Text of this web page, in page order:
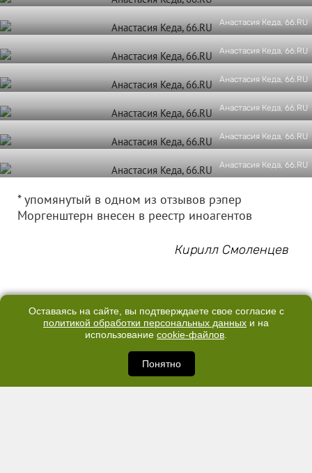
Анастасия Кеда, 66.RU
Анастасия Кеда, 66.RU
Анастасия Кеда, 66.RU
Анастасия Кеда, 66.RU
Анастасия Кеда, 66.RU
Анастасия Кеда, 66.RU
* упомянутый в одном из отзывов рэпер
Моргенштерн внесен в реестр иноагентов
Кирилл Смоленцев
ЧИТАЙТЕ НАС В СОЦСЕТЯХ:
Сообщить новость
Оставаясь на сайте, вы подтверждаете свое согласие с
политикой обработки персональных данных и на
использование cookie-файлов.
Понятно